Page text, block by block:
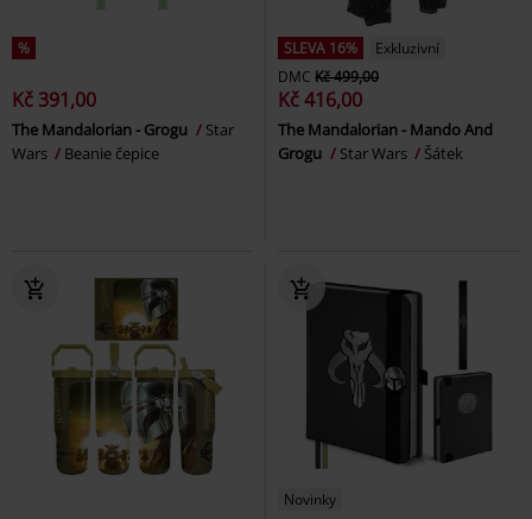
%
Kč 391,00
The Mandalorian - Grogu
Star
Wars
Beanie čepice
SLEVA 16%
Exkluzivní
DMC Kč 499,00
Kč 416,00
The Mandalorian - Mando And
Grogu
Star Wars Šátek
Novinky